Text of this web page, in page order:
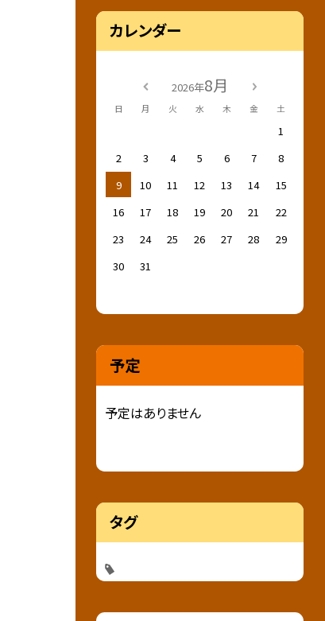
カレンダー
2026年8月
日 月 火 水 木 金 土
1
2
3 4 5 6 7
8
9
10 11 12 13 14
15
16
17 18 19 20 21
22
23
24 25 26 27 28
29
30
31
予定
予定はありません
タグ